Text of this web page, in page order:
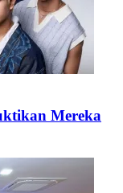
Mereka